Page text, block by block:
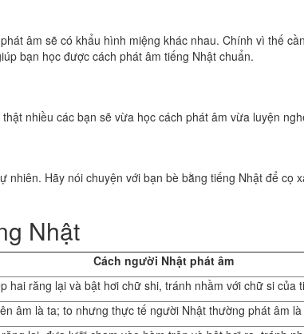
âm sẽ có khẩu hình miệng khác nhau. Chính vì thế
bạn học được cách phát âm tiếng Nhật chuẩn.
nhiều các bạn sẽ vừa học cách phát âm vừa luyện
Hãy nói chuyện với bạn bè bằng tiếng Nhật để cọ
Nhật
Cách người Nhật phát âm
hai răng lại và bật hơi chữ shi, tránh nhầm với chữ si của
âm là ta; to nhưng thực tế người Nhật thường phát âm